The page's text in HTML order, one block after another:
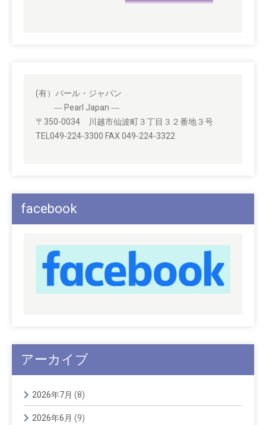
(有）パール・ジャパン
― Pearl Japan ―
〒350-0034 川越市仙波町３丁目３２番地３号
TEL049-224-3300 FAX 049-224-3322
facebook
アーカイブ
2026年7月 (8)
2026年6月 (9)